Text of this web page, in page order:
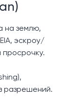
на землю,
эскроу/
просрочку.
разрешений.